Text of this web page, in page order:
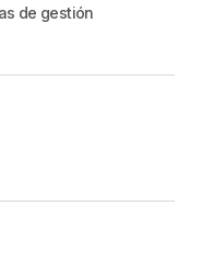
de gestión